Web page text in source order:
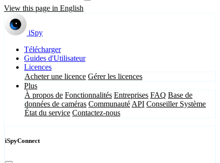
View this page in English
iSpy
Télécharger
Guides d'Utilisateur
Licences
Acheter une licence Gérer les licences
Plus
À propos de Fonctionnalités Entreprises FAQ Base de
données de caméras Communauté API Conseiller Système
État du service Contactez-nous
iSpyConnect